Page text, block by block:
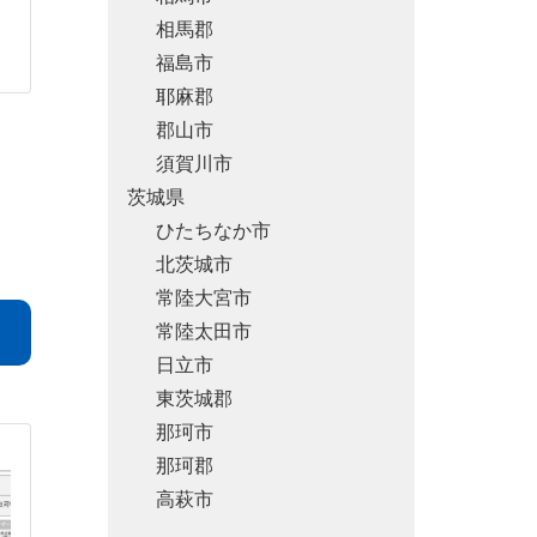
相馬郡
福島市
耶麻郡
郡山市
須賀川市
茨城県
ひたちなか市
北茨城市
常陸大宮市
常陸太田市
日立市
東茨城郡
那珂市
那珂郡
高萩市